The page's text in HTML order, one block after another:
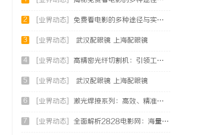
2 [业界动态] 免费看电影的多种途径与实用攻略详解
3 [业界动态] 武汉配眼镜 上海配眼镜
4 [业界动态] 高精密光纤切割机：引领工业制造新时代的利器
5 [业界动态] 武汉配眼镜 上海配眼镜
6 [业界动态] 激光焊接系列：高效、精准及环保的制造解决方案
7 [业界动态] 全面解析2828电影网：海量影视资源的优质观看平台